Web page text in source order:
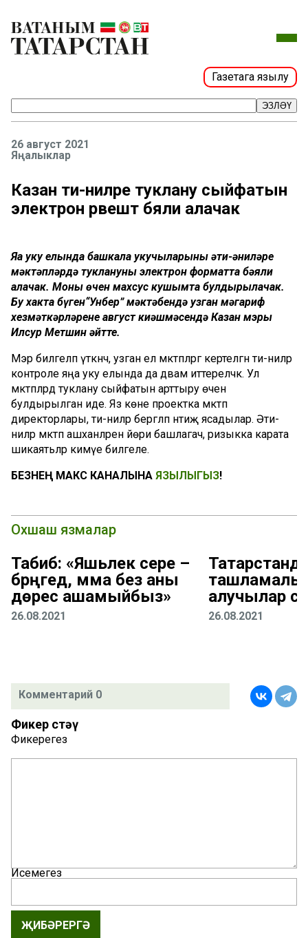
Газетага язылу
ЭЗЛӘҮ
26 август 2021
Яңалыклар
Казан әти-әниләре туклану сыйфатын
электрон рәвештә бәяли алачак
Яңа уку елында башкала укучыларының әти-әниләре
мәктәпләрдә туклануны электрон форматта бәяли
алачак. Моның өчен махсус кушымта булдырылачак.
Бу хакта бүген“Унбер” мәктәбендә узган мәгариф
хезмәткәрләренең август киңәшмәсендә Казан мэры
Илсур Метшин әйтте.
Мэр билгеләп үткәнчә, узган ел мәктәпләргә кертелгән әти-әниләр
контроле яңа уку елында да дәвам иттереләчәк. Ул
мәктәпләрдә туклану сыйфатын арттыру өчен
булдырылган иде. Яз көне проектка мәктәп
директорлары, әти-әниләр бергәләп нәтиҗә ясадылар. Әти-
әниләр мәктәп ашханәләренә йөри башлагач, ризыкка карата
шикаятьләр кимүе билгеле.
БЕЗНЕҢ МАКС КАНАЛЫНА ЯЗЫЛЫГЫЗ!
Охшаш язмалар
Табиб: «Яшьлек сере –
бәрәңгедә, әмма без аны
дөрес ашамыйбыз»
26.08.2021
ташламалы
алучылар
26.08.2021
Комментарий 0
Фикер өстәү
Фикерегез
Исемегез
ҖИБӘРЕРГӘ